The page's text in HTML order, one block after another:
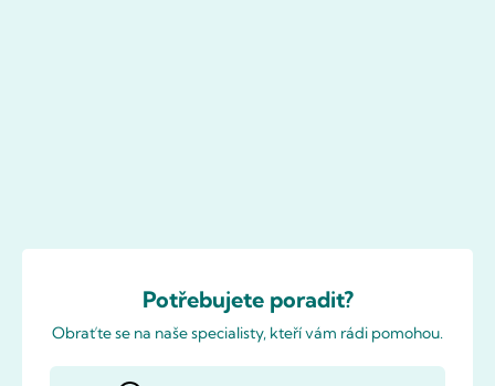
Potřebujete poradit?
Obraťte se na naše specialisty, kteří vám rádi pomohou.